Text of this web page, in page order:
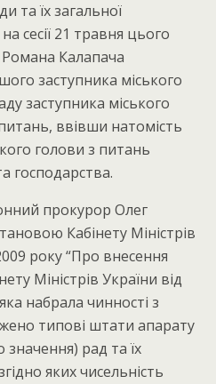
та їх загальної
сесії 21 травня цього
Романа Калапача
заступника міського
заступника міського
ввівши натомість
голови з питань
господарства.
прокурор Олег
Кабінету Міністрів
року “Про внесення
Міністрів України від
набрала чинності з
типові штати апарату
значення) рад та їх
яких чисельність